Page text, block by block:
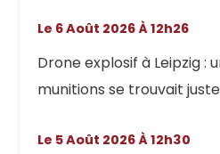
Drone explosif à Leipzig :
munitions se trouvait
Le 6 Août 2026 À 12h26
Le 5 Août 2026 À 12h30